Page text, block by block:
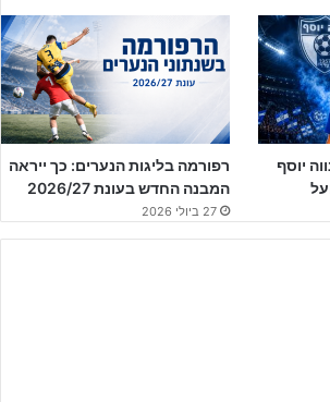
נהדרות לכיבוש, אך חוסר ריכוז
נהדרת של שוערה של מכבי ת"א –אלירן
של ניתאי גרייסשוערה של מכבי פ"ת
לעלות ליתרון גדול יותר ולהכריע את
יוסף
רפורמה בליגות הנערים: כך ייראה
המבנה החדש בעונת 2026/27
27 ביולי 2026